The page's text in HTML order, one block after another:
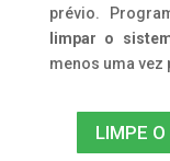
prévio.
limpar o
menos uma vez
LIMPE